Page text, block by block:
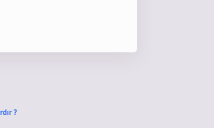
?